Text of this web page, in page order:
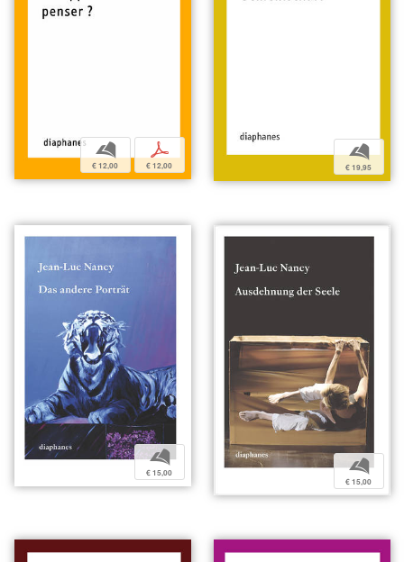
b
€ 12,00
p
€ 12,00
b
€ 19,95
b
€ 15,00 b
€ 15,00